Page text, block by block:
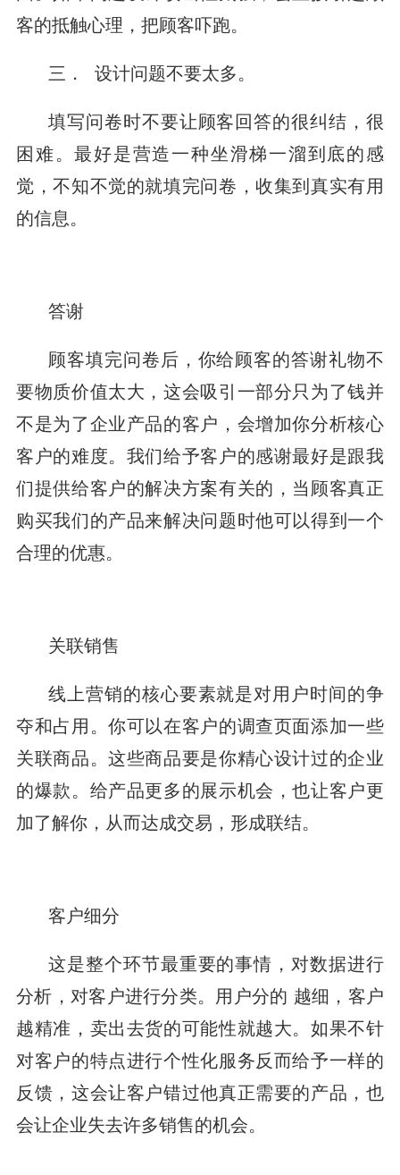
客的抵触心理，把顾客吓跑。
三． 设计问题不要太多。
填写问卷时不要让顾客回答的很纠结，很
困难。最好是营造一种坐滑梯一溜到底的感
觉，不知不觉的就填完问卷，收集到真实有用
的信息。
答谢
顾客填完问卷后，你给顾客的答谢礼物不
要物质价值太大，这会吸引一部分只为了钱并
不是为了企业产品的客户，会增加你分析核心
客户的难度。我们给予客户的感谢最好是跟我
们提供给客户的解决方案有关的，当顾客真正
购买我们的产品来解决问题时他可以得到一个
合理的优惠。
关联销售
线上营销的核心要素就是对用户时间的争
夺和占用。你可以在客户的调查页面添加一些
关联商品。这些商品要是你精心设计过的企业
的爆款。给产品更多的展示机会，也让客户更
加了解你，从而达成交易，形成联结。
客户细分
这是整个环节最重要的事情，对数据进行
分析，对客户进行分类。用户分的 越细，客户
越精准，卖出去货的可能性就越大。如果不针
对客户的特点进行个性化服务反而给予一样的
反馈，这会让客户错过他真正需要的产品，也
会让企业失去许多销售的机会。